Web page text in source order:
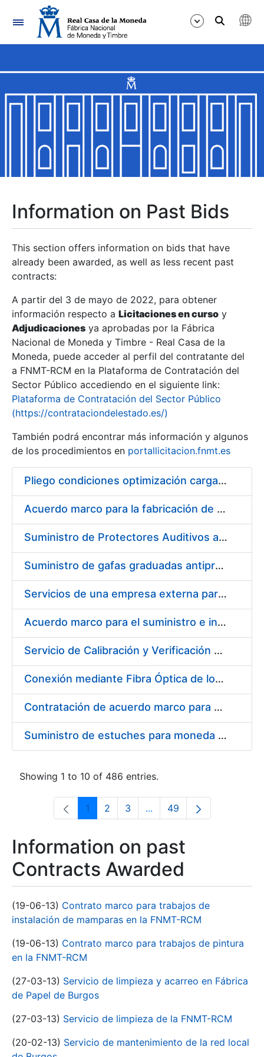
Navigation
Show/Hide
Show/Hide
Show/Hide
Show/Hide
Show/Hide
Show/Hide
Information on Past Bids
This section offers information on bids that have
already been awarded, as well as less recent past
contracts:
A partir del 3 de mayo de 2022, para obtener
información respecto a Licitaciones en curso y
Adjudicaciones ya aprobadas por la Fábrica
Nacional de Moneda y Timbre - Real Casa de la
Moneda, puede acceder al perfil del contratante del
a FNMT-RCM en la Plataforma de Contratación del
Sector Público accediendo en el siguiente link:
Plataforma de Contratación del Sector Público
(https://contrataciondelestado.es/)
También podrá encontrar más información y algunos
de los procedimientos en portallicitacion.fnmt.es
Pliego condiciones optimización cargas compras firmado
Acuerdo marco para la fabricación de piezas
Suministro de Protectores Auditivos a medida para las personas trabajadoras de los Centros de Trabajo de Madrid y Burgos
Suministro de gafas graduadas antiproyecciones para los trabajadores de la FNMT-RCM en los centros de trabajo de Madrid y Burgos
Servicios de una empresa externa para el asesoramiento y resolución de los recursos de alzada que se presentan relacionados con procesos de selección para la FNMT-RCM
Acuerdo marco para el suministro e instalación de persianas, estores y otros complementos
Servicio de Calibración y Verificación Externa de los Equipos de Medición del Servicio de Prevención de la FNMT-RCM
Conexión mediante Fibra Óptica de los Centros de Proceso de Datos (CPDs) de las sedes de la FNMT-RCM de Burgos y Madrid
Contratación de acuerdo marco para el Suministro de Material de Electricidad para la Fábrica Nacional de Moneda y Timbre-Real Casa de la Moneda en su centro de trabajo de Burgos
Suministro de estuches para moneda de 30 €
Showing 1 to 10 of 486 entries.
Page
1 Page
2 Page
3 ...Intermediate Pages Use
Page
49
Information on past
Contracts Awarded
(19-06-13) Contrato marco para trabajos de
instalación de mamparas en la FNMT-RCM
(19-06-13) Contrato marco para trabajos de pintura
en la FNMT-RCM
(27-03-13) Servicio de limpieza y acarreo en Fábrica
de Papel de Burgos
(27-03-13) Servicio de limpieza de la FNMT-RCM
(20-02-13) Servicio de mantenimiento de la red local